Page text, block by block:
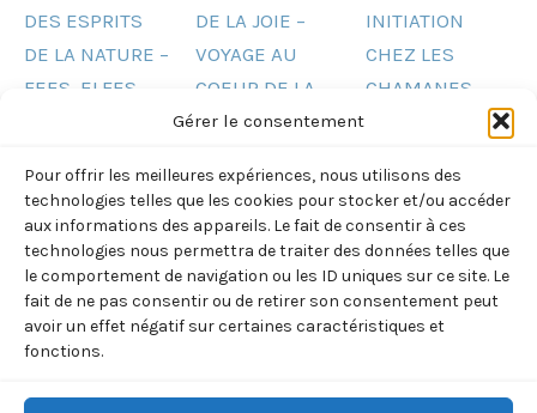
Gérer le consentement
Pour offrir les meilleures expériences, nous utilisons des
technologies telles que les cookies pour stocker et/ou accéder
aux informations des appareils. Le fait de consentir à ces
technologies nous permettra de traiter des données telles que
le comportement de navigation ou les ID uniques sur ce site. Le
fait de ne pas consentir ou de retirer son consentement peut
avoir un effet négatif sur certaines caractéristiques et
fonctions.
DES ESPRITS
DE LA NATURE –
FEES, ELFES,
SIRENES,
PIXIES,
DRYADES ET A(
ELY/DEVOS)
24,90€ TTC
au
DE LA JOIE –
VOYAGE AU
COEUR DE LA
TRANSE
CORINE)
8,60€ TTC
Ajouter
au
panier
INITIATION
CHEZ LES
CHAMANES
7,70 € TTC
Ajouter
au
panier